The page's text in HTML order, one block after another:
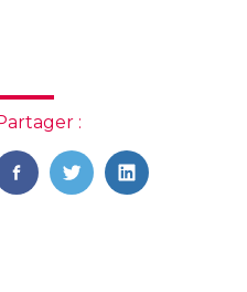
:
FaceBook
TwitterLinkedIn